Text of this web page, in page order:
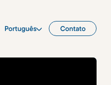
Português Contato